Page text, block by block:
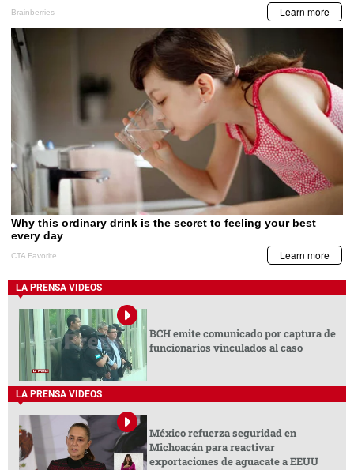
LA PRENSA VIDEOS
BCH emite comunicado por captura de
funcionarios vinculados al caso
LA PRENSA VIDEOS
México refuerza seguridad en
Michoacán para reactivar
exportaciones de aguacate a EEUU